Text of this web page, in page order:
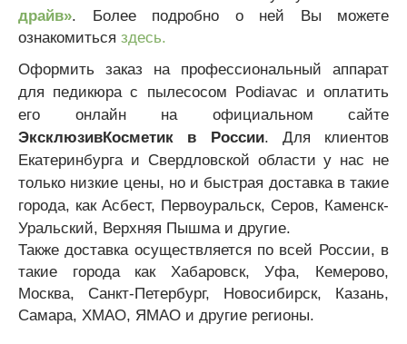
драйв». Более подробно о ней Вы можете
ознакомиться здесь.
Оформить заказ на профессиональный аппарат
для педикюра с пылесосом Podiavac и оплатить
его онлайн на официальном сайте
ЭксклюзивКосметик в России. Для клиентов
Екатеринбурга и Свердловской области у нас не
только низкие цены, но и быстрая доставка в такие
города, как Асбест, Первоуральск, Серов, Каменск-
Уральский, Верхняя Пышма и другие.
Также доставка осуществляется по всей России, в
такие города как Хабаровск, Уфа, Кемерово,
Москва, Санкт-Петербург, Новосибирск, Казань,
Самара, ХМАО, ЯМАО и другие регионы.